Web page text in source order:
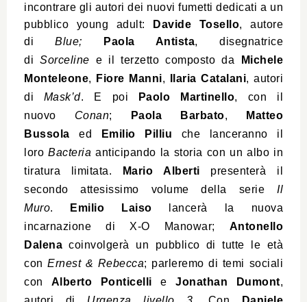
incontrare gli autori dei nuovi fumetti dedicati a un
pubblico young adult: Davide Tosello, autore
di
Blue; Paola Antista, disegnatrice
di Sorceline e il terzetto composto da
Michele
Monteleone, Fiore Manni, Ilaria Catalani, autori
di
Mask’d. E poi Paolo Martinello, con il
nuovo
Conan; Paola Barbato,
Matteo
Bussola
ed Emilio Pilliu
che lanceranno il
loro Bacteria anticipando la storia con un albo in
tiratura limitata.
Mario Alberti
presenterà il
secondo attesissimo volume della serie
Il
Muro. Emilio Laiso
lancerà la nuova
incarnazione di X-O Manowar;
Antonello
Dalena coinvolgerà un pubblico di tutte le età
con Ernest & Rebecca; parleremo di temi sociali
con
Alberto Ponticelli e Jonathan Dumont,